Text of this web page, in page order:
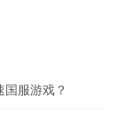
国服游戏？